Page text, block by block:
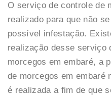
O serviço de controle de
realizado para que não
possível infestação.
realização desse serviço
morcegos em embaré, a
de morcegos em embaré
é realizada a fim de que